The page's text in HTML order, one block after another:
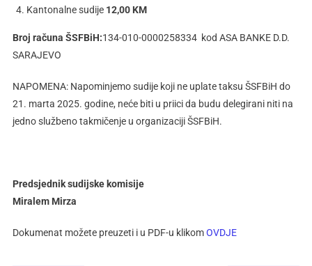
Kantonalne sudije 12,00 KM
Broj računa ŠSFBiH:134-010-0000258334 kod ASA BANKE D.D.
SARAJEVO
NAPOMENA: Napominjemo sudije koji ne uplate taksu ŠSFBiH do
21. marta 2025. godine, neće biti u priici da budu delegirani niti na
jedno službeno takmičenje u organizaciji ŠSFBiH.
Predsjednik sudijske komisije
Miralem Mirza
Dokumenat možete preuzeti i u PDF-u klikomOVDJE